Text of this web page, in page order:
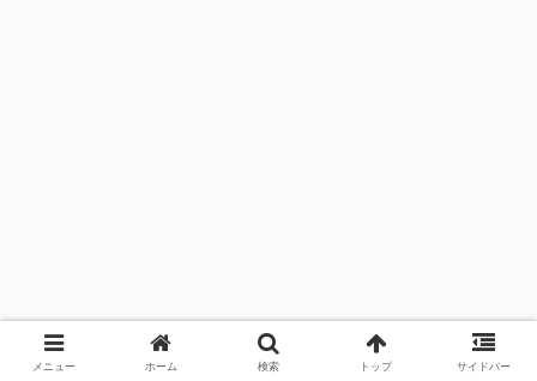
メニュー ホーム 検索 トップ サイドバー